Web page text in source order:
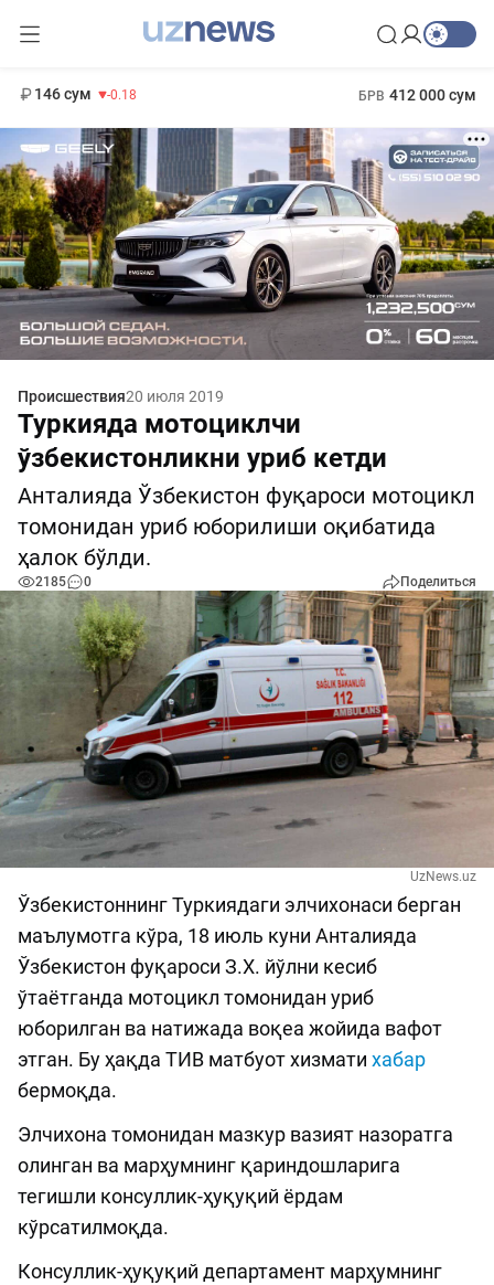
146 сум -0.18 БРВ 412 000 сум
Происшествия20 июля 2019
Туркияда мотоциклчи
ўзбекистонликни уриб кетди
Анталияда Ўзбекистон фуқароси мотоцикл
томонидан уриб юборилиши оқибатида
ҳалок бўлди.
2185 0 Поделиться
UzNews.uz
Ўзбекистоннинг Туркиядаги элчихонаси берган
маълумотга кўра, 18 июль куни Анталияда
Ўзбекистон фуқароси З.Х. йўлни кесиб
ўтаётганда мотоцикл томонидан уриб
юборилган ва натижада воқеа жойида вафот
этган. Бу ҳақда ТИВ матбуот хизмати хабар
бермоқда.
Элчихона томонидан мазкур вазият назоратга
олинган ва марҳумнинг қариндошларига
тегишли консуллик-ҳуқуқий ёрдам
кўрсатилмоқда.
Консуллик-ҳуқуқий департамент марҳумнинг